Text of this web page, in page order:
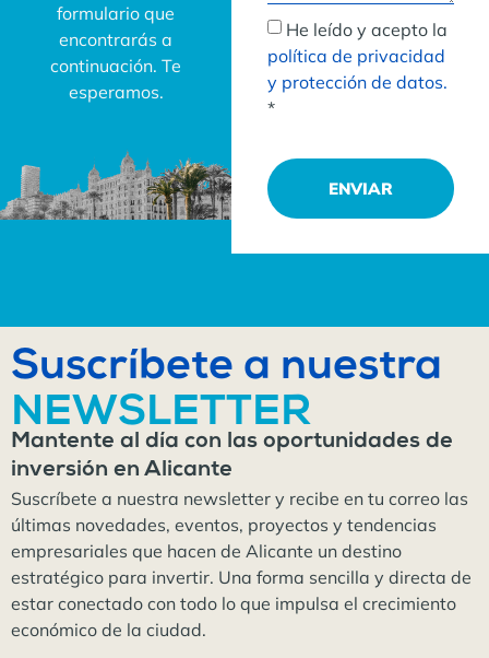
formulario que
encontrarás a
continuación. Te
esperamos.
He leído y acepto la
política de privacidad
y protección de datos.
*
ENVIAR
Suscríbete a nuestra
NEWSLETTER
Mantente al día con las oportunidades de
inversión en Alicante
Suscríbete a nuestra newsletter y recibe en tu correo las
últimas novedades, eventos, proyectos y tendencias
empresariales que hacen de Alicante un destino
estratégico para invertir. Una forma sencilla y directa de
estar conectado con todo lo que impulsa el crecimiento
económico de la ciudad.